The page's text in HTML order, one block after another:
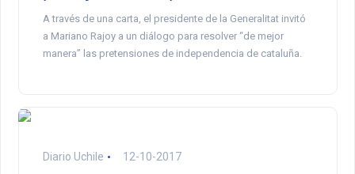
A través de una carta, el presidente de la Generalitat invitó
a Mariano Rajoy a un diálogo para resolver “de mejor
manera” las pretensiones de independencia de cataluña.
Diario Uchile 12-10-2017